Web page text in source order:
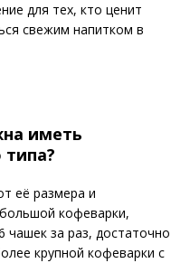
для тех, кто ценит
свежим напитком в
иметь
её размера и
кофеварки,
чашек за раз, достаточно
крупной кофеварки с